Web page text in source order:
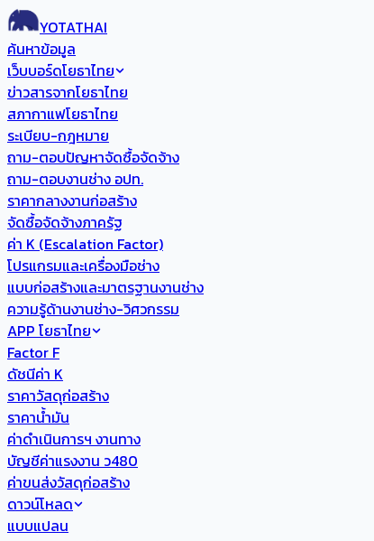
YOTATHAI
ค้นหาข้อมูล
เว็บบอร์ดโยธาไทย
ข่าวสารจากโยธาไทย
สภากาแฟโยธาไทย
ระเบียบ-กฎหมาย
ถาม-ตอบปัญหาจัดซื้อจัดจ้าง
ถาม-ตอบงานช่าง อปท.
ราคากลางงานก่อสร้าง
จัดซื้อจัดจ้างภาครัฐ
ค่า K (Escalation Factor)
โปรแกรมและเครื่องมือช่าง
แบบก่อสร้างและมาตรฐานงานช่าง
ความรู้ด้านงานช่าง-วิศวกรรม
APP โยธาไทย
Factor F
ดัชนีค่า K
ราคาวัสดุก่อสร้าง
ราคาน้ำมัน
ค่าดำเนินการฯ งานทาง
บัญชีค่าแรงงาน ว480
ค่าขนส่งวัสดุก่อสร้าง
ดาวน์โหลด
แบบแปลน